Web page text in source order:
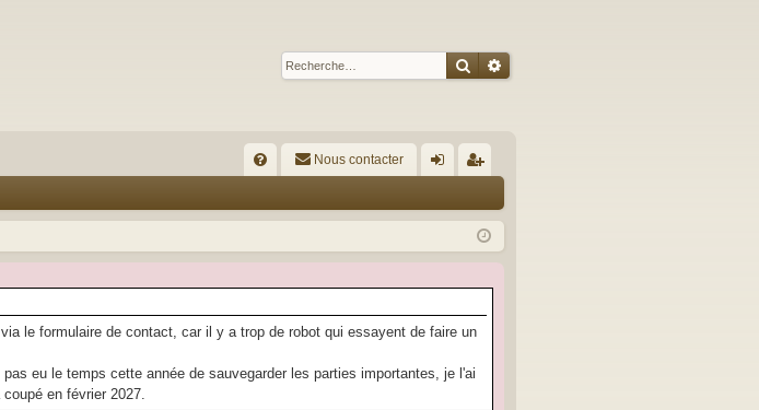
Rechercher
Recherche avancée
Q
Nous contacter
ne
on
nr
ist
le formulaire de contact, car il y a trop de robot qui essayent de faire un
eu le temps cette année de sauvegarder les parties importantes, je l'ai
en février 2027.